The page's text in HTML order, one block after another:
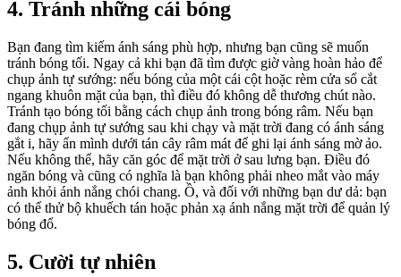
4. Tránh những cái bóng
Bạn đang tìm kiếm ánh sáng phù hợp, nhưng bạn cũng sẽ muốn
tránh bóng tối. Ngay cả khi bạn đã tìm được giờ vàng hoàn hảo để
chụp ảnh tự sướng: nếu bóng của một cái cột hoặc rèm cửa sổ cắt
ngang khuôn mặt của bạn, thì điều đó không dễ thương chút nào.
Tránh tạo bóng tối bằng cách chụp ảnh trong bóng râm. Nếu bạn
đang chụp ảnh tự sướng sau khi chạy và mặt trời đang có ánh sáng
gắt i, hãy ẩn mình dưới tán cây râm mát để ghi lại ánh sáng mờ ảo.
Nếu không thể, hãy căn góc để mặt trời ở sau lưng bạn. Điều đó
ngăn bóng và cũng có nghĩa là bạn không phải nheo mắt vào máy
ảnh khỏi ánh nắng chói chang. Ồ, và đối với những bạn dư dả: bạn
có thể thử bộ khuếch tán hoặc phản xạ ánh nắng mặt trời để quản lý
bóng đổ.
5. Cười tự nhiên